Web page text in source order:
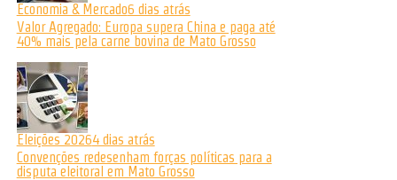
Economia & Mercado6 dias atrás
Valor Agregado: Europa supera China e paga até
40% mais pela carne bovina de Mato Grosso
Eleições 20264 dias atrás
Convenções redesenham forças políticas para a
disputa eleitoral em Mato Grosso